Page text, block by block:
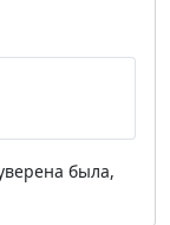
была,